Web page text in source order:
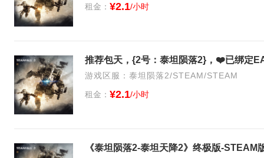
租金： ¥2.1/小时
游戏区服：泰坦陨落2/STEAM/STEAM
租金： ¥2.1/小时
《泰坦陨落2-泰坦天降2》终极版-STEAM